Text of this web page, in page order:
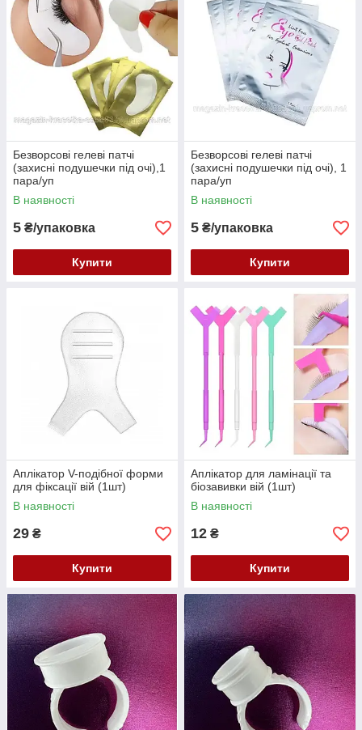
Безворсові гелеві патчі
(захисні подушечки під очі),1
пара/уп
В наявності
5 ₴/упаковка
Купити
Безворсові гелеві патчі
(захисні подушечки під очі), 1
пара/уп
В наявності
5 ₴/упаковка
Купити
Аплікатор V-подібної форми
для фіксації вій (1шт)
В наявності
29 ₴
Купити
Аплікатор для ламінації та
біозавивки вій (1шт)
В наявності
12 ₴
Купити